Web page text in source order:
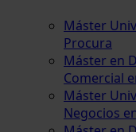
Máster
Procura
Máster en
Comercial
Máster
Negocios